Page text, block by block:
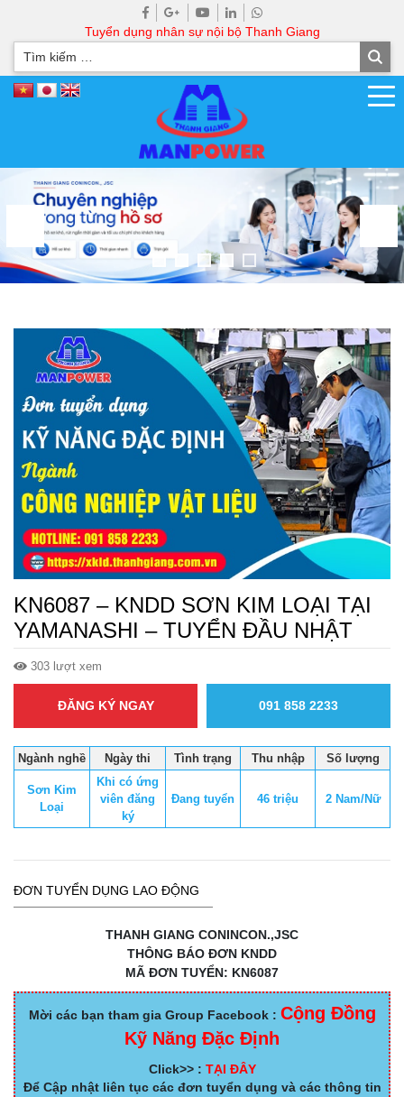
Tuyển dụng nhân sự nội bộ Thanh Giang
KN6087 – KNDD SƠN KIM LOẠI TẠI
YAMANASHI – TUYỂN ĐẦU NHẬT
303 lượt xem
ĐĂNG KÝ NGAY 091 858 2233
Ngành nghề Ngày thi Tình trạng Thu nhập Số lượng
Sơn Kim
Loại
Khi có ứng
viên đăng
ký
Đang tuyển 46 triệu 2 Nam/Nữ
ĐƠN TUYỂN DỤNG LAO ĐỘNG
THANH GIANG CONINCON.,JSC
THÔNG BÁO ĐƠN KNDD
MÃ ĐƠN TUYỂN: KN6087
Mời các bạn tham gia Group Facebook : Cộng Đồng
Kỹ Năng Đặc Định
Click>> : TẠI ĐÂY
Để Cập nhật liên tục các đơn tuyển dụng và các thông tin